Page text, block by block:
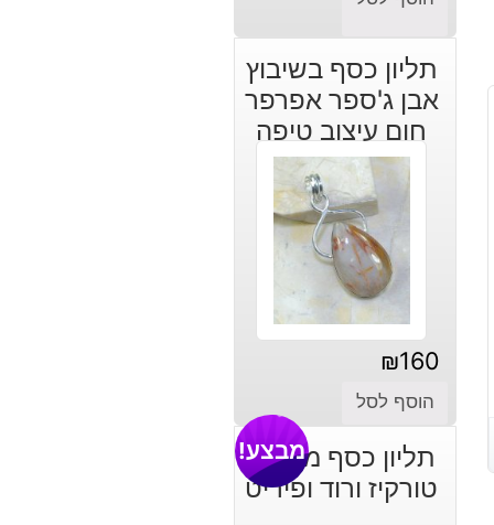
המקורי
היה:
₪170.
הנוכחי
הוא:
₪140.
תליון כסף בשיבוץ
אבן ג'ספר אפרפר
חום עיצוב טיפה
₪160
הוסף לסל
תליון כסף משובץ
טורקיז ורוד ופיריט
מבצע!